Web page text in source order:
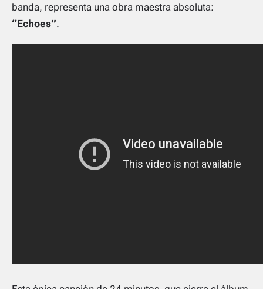
banda, representa una obra maestra absoluta:
“Echoes”.